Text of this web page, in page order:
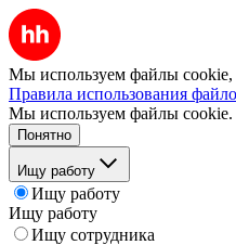
Мы используем файлы cookie,
Правила использования
Мы используем файлы cookie.
Понятно
Ищу работу
Ищу работу
Ищу работу
Ищу сотрудника